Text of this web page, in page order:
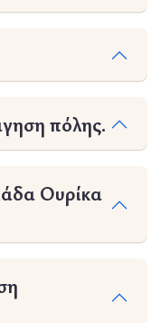
πόλης.
Ουρίκα